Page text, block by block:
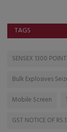
TAGS
SENSEX 1300
Bulk Explosives
Mobile Screen
GST NOTICE OF